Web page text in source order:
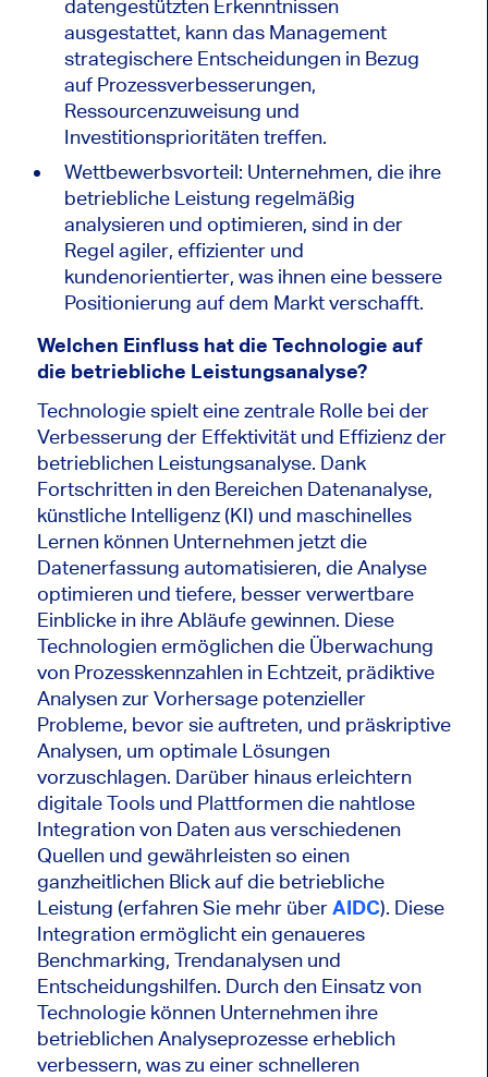
datengestützten Erkenntnissen
ausgestattet, kann das Management
strategischere Entscheidungen in Bezug
auf Prozessverbesserungen,
Ressourcenzuweisung und
Investitionsprioritäten treffen.
Wettbewerbsvorteil: Unternehmen, die ihre
betriebliche Leistung regelmäßig
analysieren und optimieren, sind in der
Regel agiler, effizienter und
kundenorientierter, was ihnen eine bessere
Positionierung auf dem Markt verschafft.
Welchen Einfluss hat die Technologie auf
die betriebliche Leistungsanalyse?
Technologie spielt eine zentrale Rolle bei der
Verbesserung der Effektivität und Effizienz der
betrieblichen Leistungsanalyse. Dank
Fortschritten in den Bereichen Datenanalyse,
künstliche Intelligenz (KI) und maschinelles
Lernen können Unternehmen jetzt die
Datenerfassung automatisieren, die Analyse
optimieren und tiefere, besser verwertbare
Einblicke in ihre Abläufe gewinnen. Diese
Technologien ermöglichen die Überwachung
von Prozesskennzahlen in Echtzeit, prädiktive
Analysen zur Vorhersage potenzieller
Probleme, bevor sie auftreten, und präskriptive
Analysen, um optimale Lösungen
vorzuschlagen. Darüber hinaus erleichtern
digitale Tools und Plattformen die nahtlose
Integration von Daten aus verschiedenen
Quellen und gewährleisten so einen
ganzheitlichen Blick auf die betriebliche
Leistung (erfahren Sie mehr überAIDC). Diese
Integration ermöglicht ein genaueres
Benchmarking, Trendanalysen und
Entscheidungshilfen. Durch den Einsatz von
Technologie können Unternehmen ihre
betrieblichen Analyseprozesse erheblich
verbessern, was zu einer schnelleren